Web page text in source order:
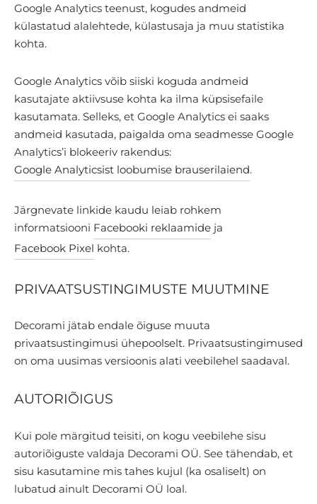
Google Analytics teenust, kogudes andmeid
külastatud alalehtede, külastusaja ja muu statistika
kohta.
Google Analytics võib siiski koguda andmeid
kasutajate aktiivsuse kohta ka ilma küpsisefaile
kasutamata. Selleks, et Google Analytics ei saaks
andmeid kasutada, paigalda oma seadmesse Google
Analytics’i blokeeriv rakendus:
Google Analyticsist loobumise brauserilaiend.
Järgnevate linkide kaudu leiab rohkem
informatsiooni Facebooki reklaamide ja
Facebook Pixel kohta.
PRIVAATSUSTINGIMUSTE MUUTMINE
Decorami jätab endale õiguse muuta
privaatsustingimusi ühepoolselt. Privaatsustingimused
on oma uusimas versioonis alati veebilehel saadaval.
AUTORIÕIGUS
Kui pole märgitud teisiti, on kogu veebilehe sisu
autoriõiguste valdaja Decorami OÜ. See tähendab, et
sisu kasutamine mis tahes kujul (ka osaliselt) on
lubatud ainult Decorami OÜ loal.